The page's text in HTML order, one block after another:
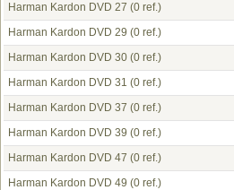
Harman Kardon DVD 27 (0 ref.)
Harman Kardon DVD 29 (0 ref.)
Harman Kardon DVD 30 (0 ref.)
Harman Kardon DVD 31 (0 ref.)
Harman Kardon DVD 37 (0 ref.)
Harman Kardon DVD 39 (0 ref.)
Harman Kardon DVD 47 (0 ref.)
Harman Kardon DVD 49 (0 ref.)